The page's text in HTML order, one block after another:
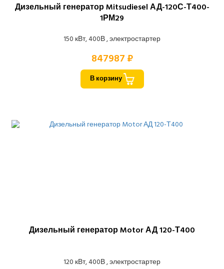
Дизельный генератор Mitsudiesel АД-120С-Т400-
1РМ29
150 кВт, 400В , электростартер
847987 ₽
В корзину
Дизельный генератор Motor АД 120-Т400
120 кВт, 400В , электростартер